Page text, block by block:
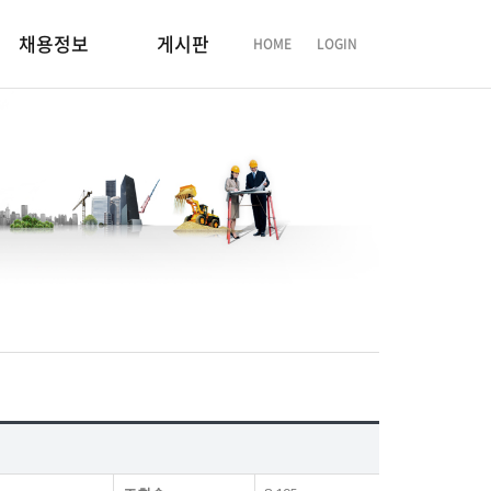
채용정보 게시판 HOME LOGIN